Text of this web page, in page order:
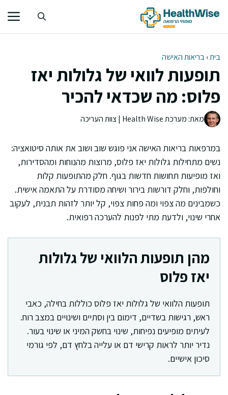
לתוכן
בית›בריאות האישה
תופעות לוואי של גלולות יאז
פלוס: מה שכדאי להכיר
מאת: מערכת Health Wise | צוות העריכה
במרפאות בריאות האישה אני פוגש שוב ושוב את אותה סיטואציה:
נשים מתחילות גלולות יאז פלוס, מרוצות מהנוחות ומהסדירות,
ואז מופיעות תחושות חדשות בגוף. חלק מהתופעות קלות
וחולפות, וחלק דורשות בירור ושיחה מסודרת על התאמה אישית.
כשמבינים מה צפוי ומה פחות צפוי, קל יותר לזהות תבנית, לעקוב
אחרי שינוי, ולדעת מתי לפנות להערכה רפואית.
מהן תופעות הלוואי של גלולות
יאז פלוס
תופעות הלוואי של גלולות יאז פלוס כוללות בחילה, כאבי
ראש, רגישות בשדיים, דימום בין וסתיים ושינויים במצב רוח.
לעיתים מופיעים נפיחות, שינוי בחשק המיני או שינוי בעור.
נדיר יותר לראות קרישי דם או עלייה בלחץ דם, לפי גורמי
סיכון אישיים.